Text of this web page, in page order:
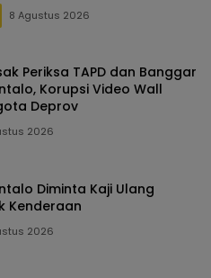
8 Agustus 2026
Periksa TAPD dan Banggar
Korupsi Video Wall
Deprov
2026
Diminta Kaji Ulang
Kenderaan
2026